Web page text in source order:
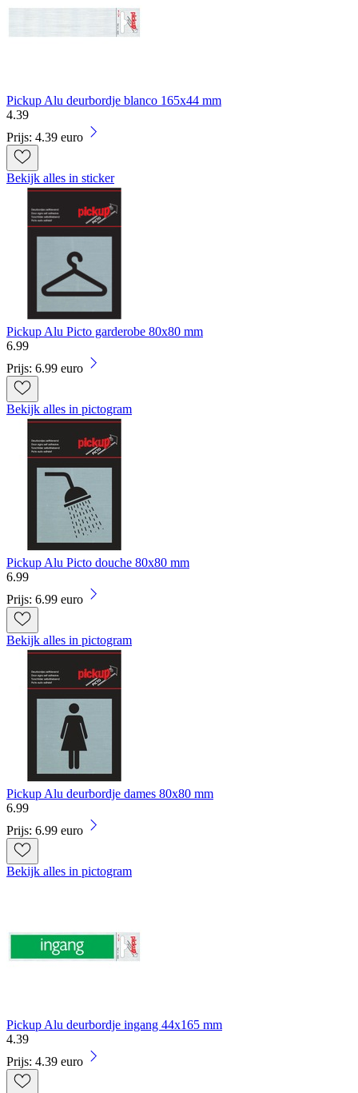
Pickup Alu deurbordje blanco 165x44 mm
4.39
Prijs: 4.39 euro
Bekijk alles in sticker
Pickup Alu Picto garderobe 80x80 mm
6.99
Prijs: 6.99 euro
Bekijk alles in pictogram
Pickup Alu Picto douche 80x80 mm
6.99
Prijs: 6.99 euro
Bekijk alles in pictogram
Pickup Alu deurbordje dames 80x80 mm
6.99
Prijs: 6.99 euro
Bekijk alles in pictogram
Pickup Alu deurbordje ingang 44x165 mm
4.39
Prijs: 4.39 euro